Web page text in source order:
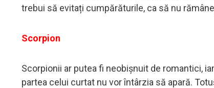
trebui să evitați cumpărăturile, ca să nu
Scorpion
Scorpionii ar putea fi neobişnuit de romantici,
partea celui curtat nu vor întârzia să apară.